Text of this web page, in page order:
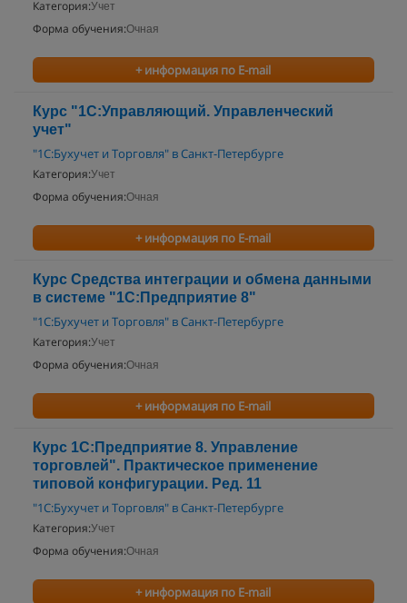
Категория:Учет
Форма обучения:Очная
+ информация по E-mail
Курс "1С:Управляющий. Управленческий
учет"
"1С:Бухучет и Торговля" в Санкт-Петербурге
Категория:Учет
Форма обучения:Очная
+ информация по E-mail
Курс Средства интеграции и обмена данными
в системе "1С:Предприятие 8"
"1С:Бухучет и Торговля" в Санкт-Петербурге
Категория:Учет
Форма обучения:Очная
+ информация по E-mail
Курс 1С:Предприятие 8. Управление
торговлей". Практическое применение
типовой конфигурации. Ред. 11
"1С:Бухучет и Торговля" в Санкт-Петербурге
Категория:Учет
Форма обучения:Очная
+ информация по E-mail